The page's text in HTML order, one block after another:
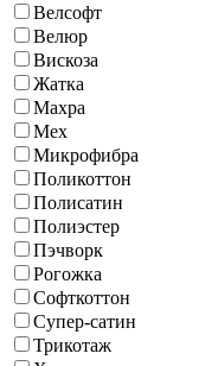
Велсофт
Велюр
Вискоза
Жатка
Махра
Мех
Микрофибра
Поликоттон
Полисатин
Полиэстер
Пэчворк
Рогожка
Софткоттон
Супер-сатин
Трикотаж